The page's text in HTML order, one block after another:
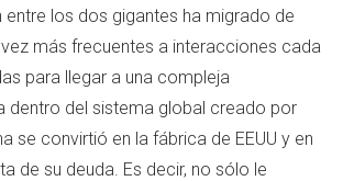
entre los dos gigantes ha migrado de
más frecuentes a interacciones cada
para llegar a una compleja
dentro del sistema global creado por
se convirtió en la fábrica de EEUU y en
de su deuda. Es decir, no sólo le